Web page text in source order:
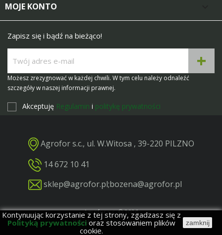
MOJE KONTO
Kontynuując korzystanie z tej strony, zgadzasz się z
Polityką prywatności oraz stosowaniem plików
cookie.
zamknij
Zapisz się i bądź na bieżąco!
Możesz zrezygnować w każdej chwili. W tym celu należy odnaleźć
szczegóły w naszej informacji prawnej.
Akceptuję Regulamin i politykę prywatności
Agrofor s.c., ul. W.Witosa , 39-220 PILZNO
14 672 10 41
sklep@agrofor.pl;bozena@agrofor.pl
Agrofor s.c. © 2026
Projekt i realizacja: BigCom